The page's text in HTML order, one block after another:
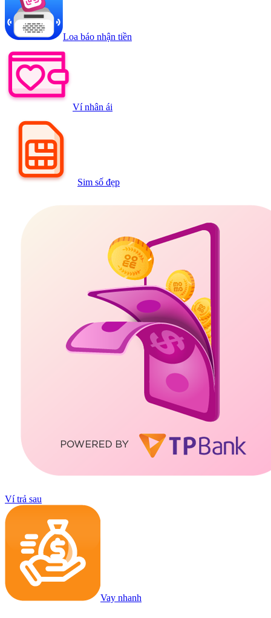
Loa báo nhận tiền
Ví nhân ái
Sim số đẹp
Ví trả sau
Vay nhanh